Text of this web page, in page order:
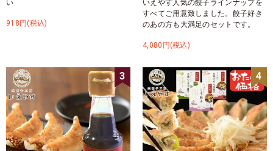
い
918円(税込)
いえやす人気の餃子ラインナップを
すべてご用意致しました。餃子好き
のあの方も大満足のセットです。
4,080円(税込)
3 4